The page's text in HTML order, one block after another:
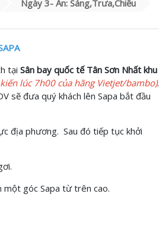
Ngày 3- Ăn: Sáng,Trưa,Chiều
tại Sân bay quốc tế Tân Sơn Nhất khu
lúc 7h00 của hãng Vietjet/bambo).
sẽ đưa quý khách lên Sapa bắt đầu
địa phương. Sau đó tiếp tục khởi
một góc Sapa từ trên cao.